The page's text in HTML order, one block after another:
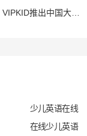
【重磅消息】VIPKID推出中国大陆地区独家在线TOEFL Primary自助式会员报名系统！
少儿英语在线
在线少儿英语